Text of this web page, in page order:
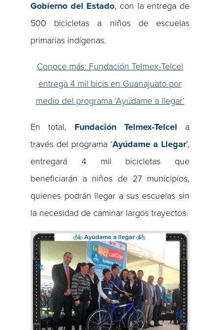
Gobierno del Estado, con la entrega de
500 bicicletas a niños de escuelas
primarias indígenas.
Conoce más: Fundación Telmex-Telcel
entrega 4 mil bicis en Guanajuato por
medio del programa ‘Ayúdame a llegar’
En total, Fundación Telmex-Telcel a
través del programa ‘Ayúdame a Llegar’,
entregará 4 mil bicicletas que
beneficiarán a niños de 27 municipios,
quienes podrán llegar a sus escuelas sin
la necesidad de caminar largos trayectos.